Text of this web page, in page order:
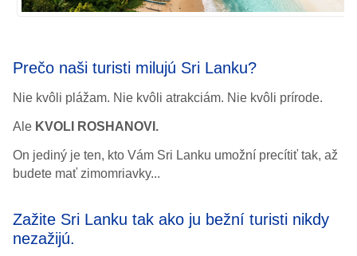
Prečo naši turisti milujú Sri Lanku?
Nie kvôli plážam. Nie kvôli atrakciám. Nie kvôli prírode.
Ale KVOLI ROSHANOVI.
On jediný je ten, kto Vám Sri Lanku umožní precítiť tak, až
budete mať zimomriavky...
Zažite Sri Lanku tak ako ju bežní turisti nikdy
nezažijú.